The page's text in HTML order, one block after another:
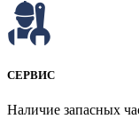
СЕРВИС
Наличие запасных